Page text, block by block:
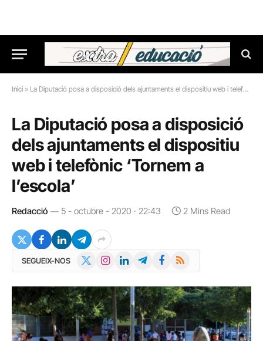
Inici » La Diputació posa a disposició dels ajuntaments el dispositiu web i telefònic ‘Tornem a l’escola’
La Diputació posa a disposició
dels ajuntaments el dispositiu
web i telefònic ‘Tornem a
l’escola’
Redacció 5 - octubre - 2020 · 22:43 2 Mins Read
SEGUEIX-NOS InstagramLinkedInTelegramFacebook
RSS